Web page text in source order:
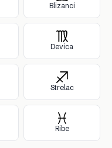
Blizanci
Devica
Strelac
Ribe